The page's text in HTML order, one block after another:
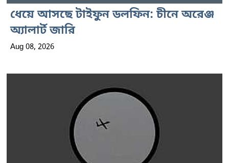
ধেয়ে আসছে টাইফুন ডলফিন: চীনে অরেঞ্জ
অ্যালার্ট জারি
Aug 08, 2026